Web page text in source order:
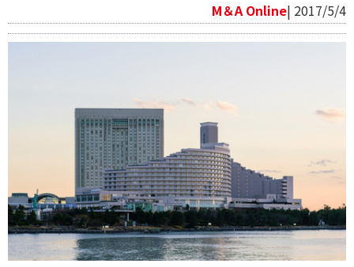
M＆A Online| 2017/5/4